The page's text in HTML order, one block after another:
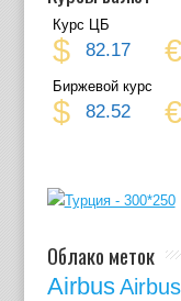
Курс ЦБ
$ 82.17 €
Биржевой курс
$ 82.52 €
Облако меток
Airbus